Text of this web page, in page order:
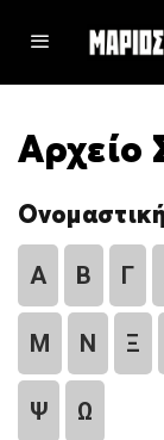
Αρχείο
Α Β Γ
Μ Ν Ξ
Ψ Ω